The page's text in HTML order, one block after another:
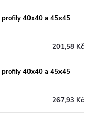
profily 40x40 a 45x45
201,58 Kč
profily 40x40 a 45x45
267,93 Kč